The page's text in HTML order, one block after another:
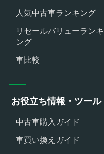
人気中古車ランキング
リセールバリューランキ
ング
車比較
お役立ち情報・ツール
中古車購入ガイド
車買い換えガイド